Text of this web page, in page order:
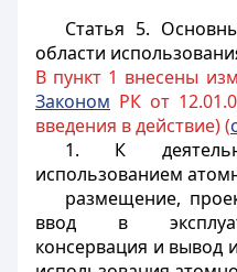
Статья 5.
области
В пункт 1 внесены
Законом РК от
введения в действие) (
1. К
использованием
размещение,
ввод в
консервация и вывод